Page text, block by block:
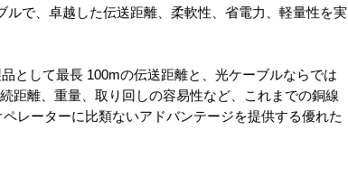
で、卓越した伝送距離、柔軟性、省電力、軽量性を実
として最長 100mの伝送距離と、光ケーブルならでは
距離、重量、取り回しの容易性など、これまでの銅線
レーターに比類ないアドバンテージを提供する優れた